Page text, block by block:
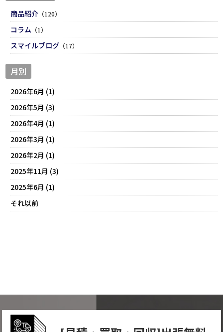
商品紹介 （120）
コラム （1）
スマイルブログ （17）
月別
2026年6月 (1)
2026年5月 (3)
2026年4月 (1)
2026年3月 (1)
2026年2月 (1)
2025年11月 (3)
2025年6月 (1)
それ以前